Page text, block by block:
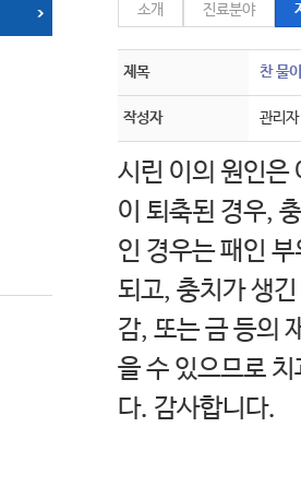
소개 진료분야
제목 찬 물
작성자 관리자
시린 이의 원인은
이 퇴축된 경우,
인 경우는 패인
되고, 충치가 생
감, 또는 금 등의
을 수 있으므로
다. 감사합니다.